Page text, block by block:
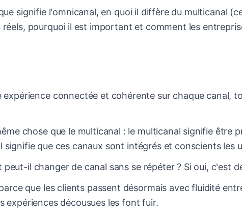
signifie l'omnicanal, en quoi il diffère du multicanal
réels, pourquoi il est important et comment les
expérience connectée et cohérente sur chaque canal,
chose que le multicanal : le multicanal signifie être
signifie que ces canaux sont intégrés et conscients les
peut-il changer de canal sans se répéter ? Si oui, c'est
que les clients passent désormais avec fluidité
expériences décousues les font fuir.